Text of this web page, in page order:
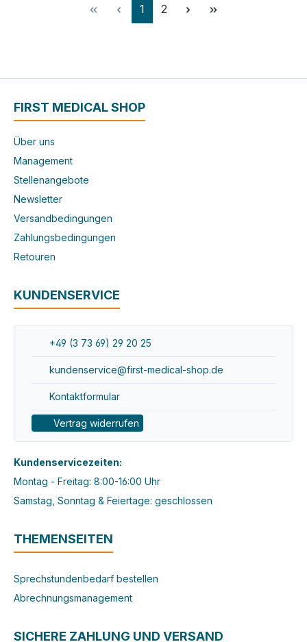
Seite
1 Seite
2
FIRST MEDICAL SHOP
Über uns
Management
Stellenangebote
Newsletter
Versandbedingungen
Zahlungsbedingungen
Retouren
KUNDENSERVICE
+49 (3 73 69) 29 20 25
kundenservice@first-medical-shop.de
Kontaktformular
Vertrag widerrufen
Kundenservicezeiten:
Montag - Freitag: 8:00-16:00 Uhr
Samstag, Sonntag & Feiertage: geschlossen
THEMENSEITEN
Sprechstundenbedarf bestellen
Abrechnungsmanagement
SICHERE ZAHLUNG UND VERSAND